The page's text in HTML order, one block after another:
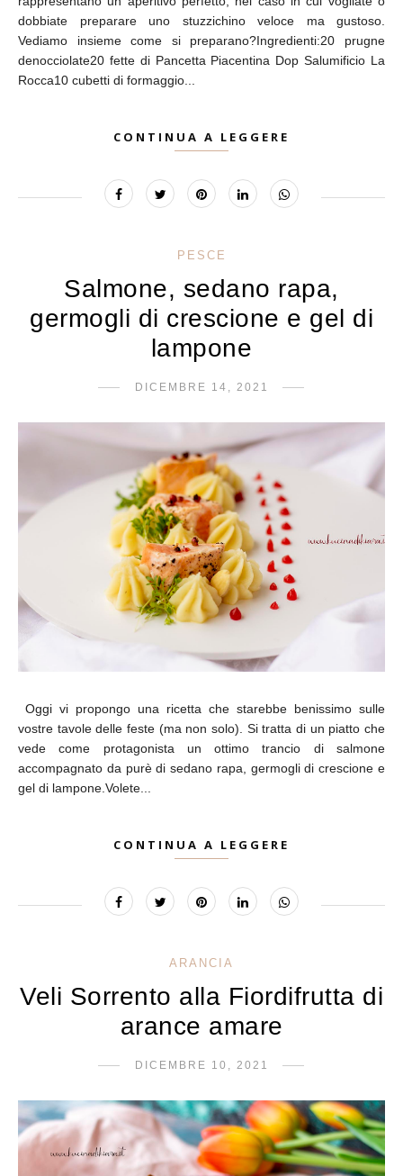
dobbiate preparare uno stuzzichino veloce ma gustoso.
Vediamo insieme come si preparano?Ingredienti:20 prugne
denocciolate20 fette di Pancetta Piacentina Dop Salumificio La
Rocca10 cubetti di formaggio...
CONTINUA A LEGGERE
PESCE
Salmone, sedano rapa,
germogli di crescione e gel di
lampone
DICEMBRE 14, 2021
Oggi vi propongo una ricetta che starebbe benissimo sulle
vostre tavole delle feste (ma non solo). Si tratta di un piatto che
vede come protagonista un ottimo trancio di salmone
accompagnato da purè di sedano rapa, germogli di crescione e
gel di lampone.Volete...
CONTINUA A LEGGERE
ARANCIA
Veli Sorrento alla Fiordifrutta di
arance amare
DICEMBRE 10, 2021